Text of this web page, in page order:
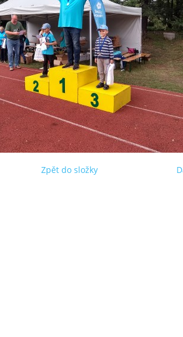
Zpět do složky